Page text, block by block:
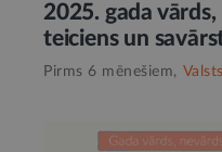
2025. gada
teiciens un
Pirms 6 mēnešiem,